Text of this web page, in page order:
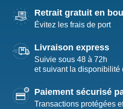
Retrait gratuit en
Évitez les frais de port
Livraison express
Suivie sous 48 à 72h
et suivant la disponibilité
Paiement sécurisé
Transactions protégées